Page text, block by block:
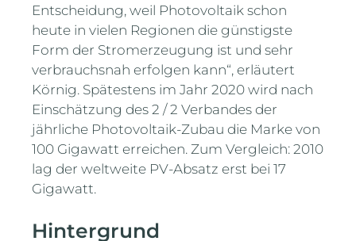
Entscheidung, weil Photovoltaik schon
heute in vielen Regionen die günstigste
Form der Stromerzeugung ist und sehr
verbrauchsnah erfolgen kann“, erläutert
Körnig. Spätestens im Jahr 2020 wird nach
Einschätzung des 2 / 2 Verbandes der
jährliche Photovoltaik-Zubau die Marke von
100 Gigawatt erreichen. Zum Vergleich: 2010
lag der weltweite PV-Absatz erst bei 17
Gigawatt.
Hintergrund